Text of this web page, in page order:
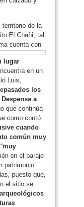
territorio de la
El Chañi, tal
cuenta con
lugar
en un
Luis,
los
a
que continúa
como contó
cuando
común muy
muy
en el paraje
patrimonio
puesto que,
el sitio se